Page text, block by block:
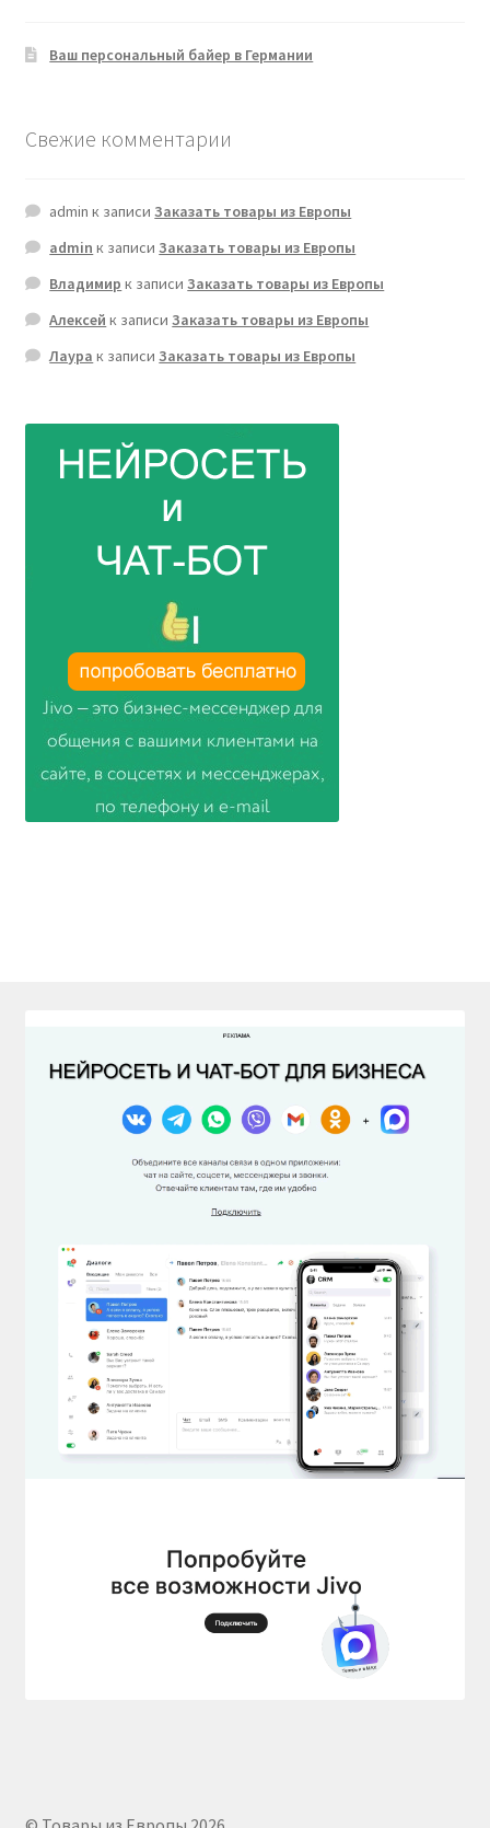
Ваш персональный байер в Германии
Свежие комментарии
admin к записиЗаказать товары из Европы
admin к записиЗаказать товары из Европы
Владимир к записиЗаказать товары из Европы
Алексей к записиЗаказать товары из Европы
Лаура к записиЗаказать товары из Европы